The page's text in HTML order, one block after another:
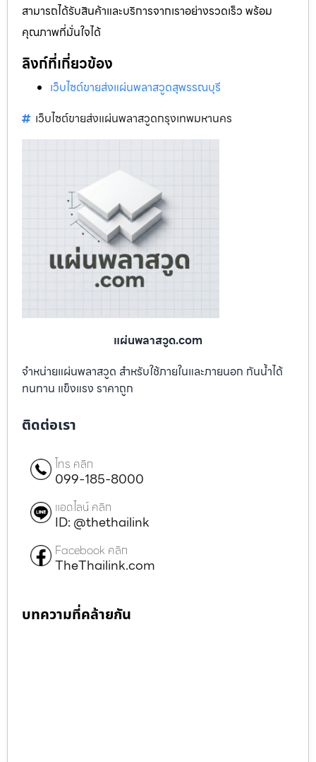
สามารถได้รับสินค้าและบริการจากเราอย่างรวดเร็ว พร้อม
คุณภาพที่มั่นใจได้
ลิงก์ที่เกี่ยวข้อง
เว็บไซต์ขายส่งแผ่นพลาสวูดสุพรรณบุรี
เว็บไซต์ขายส่งแผ่นพลาสวูดกรุงเทพมหานคร
แผ่นพลาสวูด.com
จำหน่ายแผ่นพลาสวูด สำหรับใช้ภายในและภายนอก กันน้ำได้
ทนทาน แข็งแรง ราคาถูก
ติดต่อเรา
โทร คลิก
099-185-8000
แอดไลน์ คลิก
ID: @thethailink
Facebook คลิก
TheThailink.com
บทความที่คล้ายกัน